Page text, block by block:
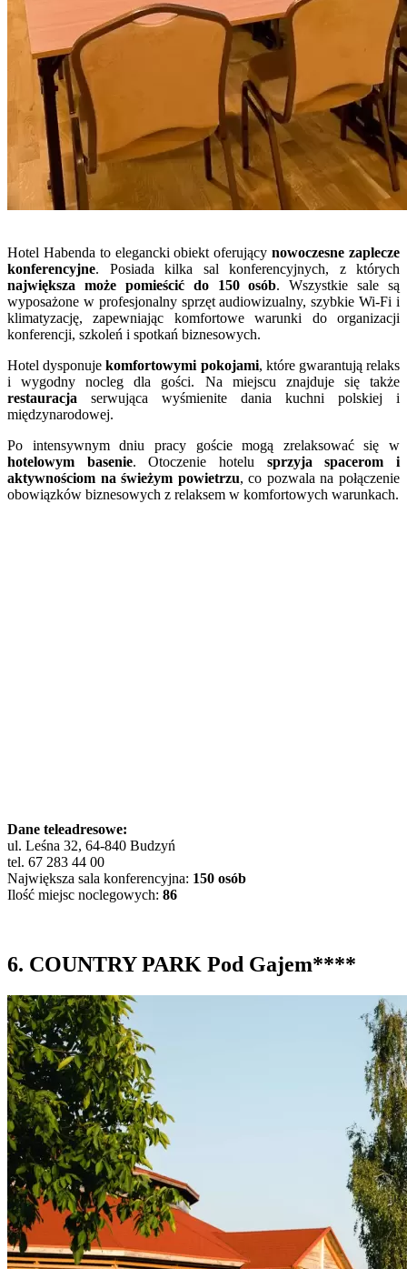
Hotel Habenda to elegancki obiekt oferującynowoczesne zaplecze
konferencyjne. Posiada kilka sal konferencyjnych, z których
największa może pomieścić do 150 osób. Wszystkie sale są
wyposażone w profesjonalny sprzęt audiowizualny, szybkie Wi-Fi i
klimatyzację, zapewniając komfortowe warunki do organizacji
konferencji, szkoleń i spotkań biznesowych.
Hotel dysponujekomfortowymi pokojami, które gwarantują relaks
i wygodny nocleg dla gości. Na miejscu znajduje się także
restauracja serwująca wyśmienite dania kuchni polskiej i
międzynarodowej.
Po intensywnym dniu pracy goście mogą zrelaksować się w
hotelowym basenie. Otoczenie hotelu sprzyja spacerom i
aktywnościom na świeżym powietrzu, co pozwala na połączenie
obowiązków biznesowych z relaksem w komfortowych warunkach.
Dane teleadresowe:
ul. Leśna 32, 64-840 Budzyń
tel. 67 283 44 00
Największa sala konferencyjna: 150 osób
Ilość miejsc noclegowych: 86
6. COUNTRY PARK Pod Gajem****